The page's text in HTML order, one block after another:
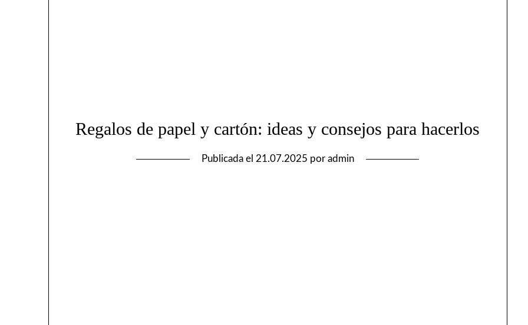
Regalos de papel y cartón: ideas y consejos para hacerlos
Publicada el 21.07.2025 por admin